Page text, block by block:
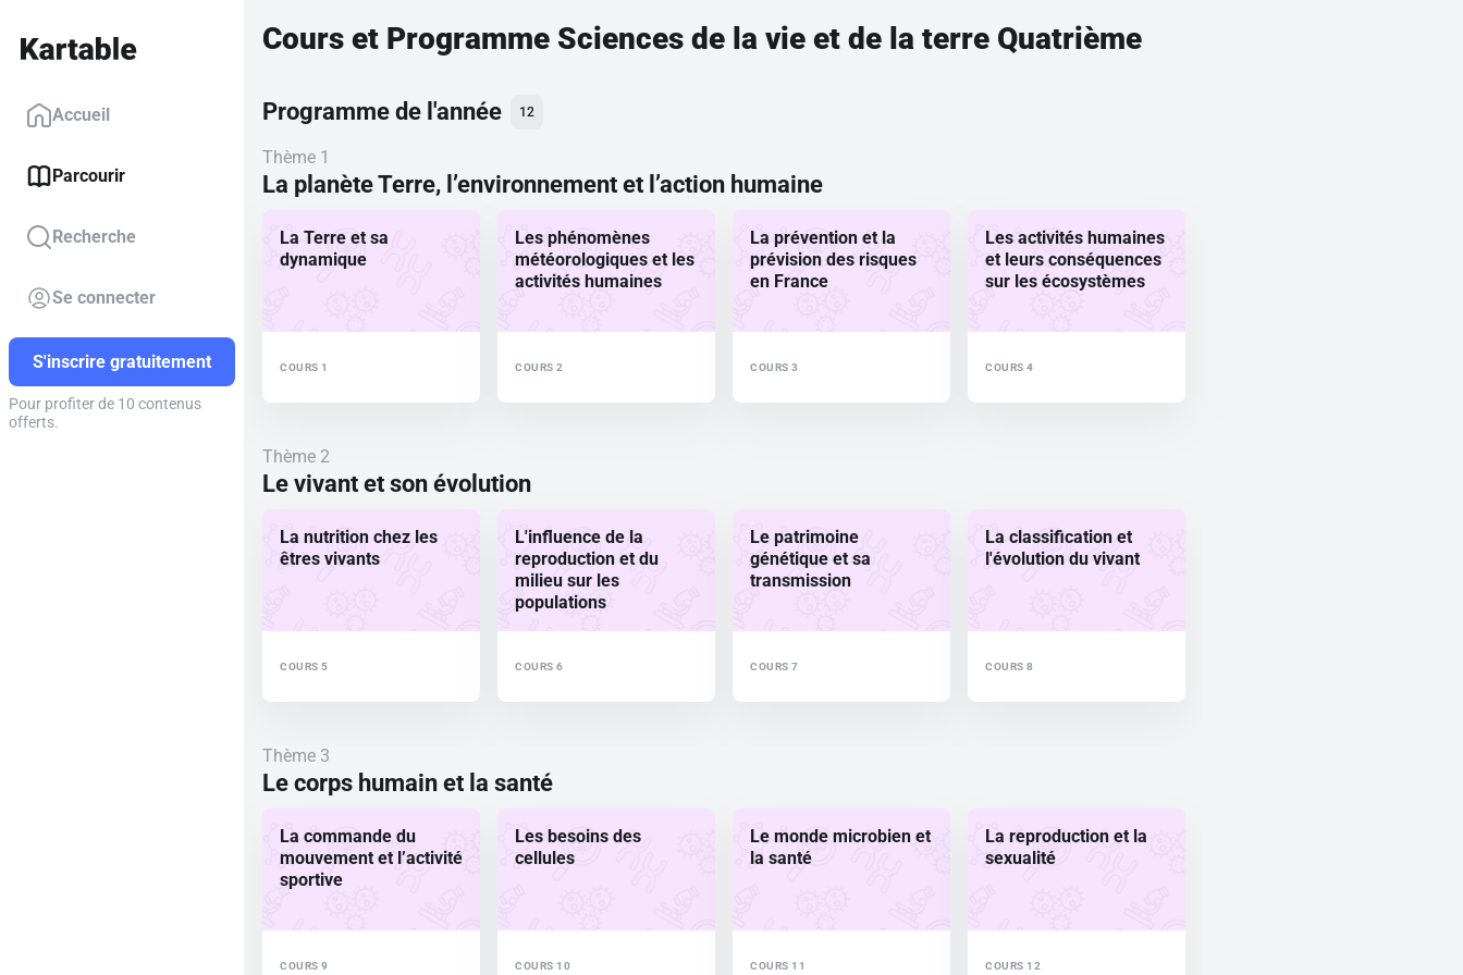
Accueil
Parcourir
Recherche
Se connecter
S'inscrire gratuitement
Pour profiter de 10 contenus
offerts.
Cours et Programme Sciences de la vie et de la terre Quatrième
Programme de l'année 12
Thème 1
La planète Terre, l’environnement et l’action humaine
La Terre et sa
dynamique
COURS 1
Les phénomènes
météorologiques et les
activités humaines
COURS 2
La prévention et la
prévision des risques
en France
COURS 3
Les activités humaines
et leurs conséquences
sur les écosystèmes
COURS 4
Thème 2
Le vivant et son évolution
La nutrition chez les
êtres vivants
COURS 5
L'influence de la
reproduction et du
milieu sur les
populations
COURS 6
Le patrimoine
génétique et sa
transmission
COURS 7
La classification et
l'évolution du vivant
COURS 8
Thème 3
Le corps humain et la santé
La commande du
mouvement et l’activité
sportive
COURS 9
Les besoins des
cellules
COURS 10
Le monde microbien et
la santé
COURS 11
La reproduction et la
sexualité
COURS 12